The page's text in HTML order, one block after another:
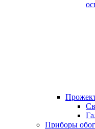
Приборы